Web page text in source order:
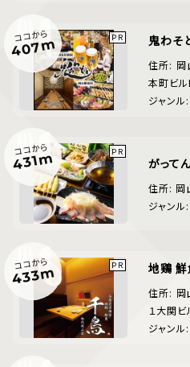
ココから
407m 鬼わそ
住所: 岡
本町ビル
ジャン
ココから
431m がって
住所: 岡
ジャン
ココから
433m 地鶏
住所: 岡
１大関ビ
ジャン